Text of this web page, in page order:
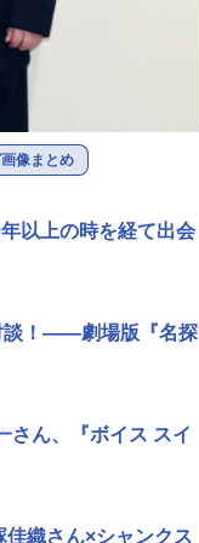
像まとめ
以上の時を経て出会
談！――劇場版『名探
さん、『ボイス スイ
織さん×シャンクス